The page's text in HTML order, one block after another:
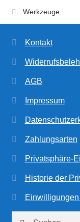
Werkzeuge
Kontakt
AGB
Impressum
Zahlungsarten
Privatsphäre-
Historie der